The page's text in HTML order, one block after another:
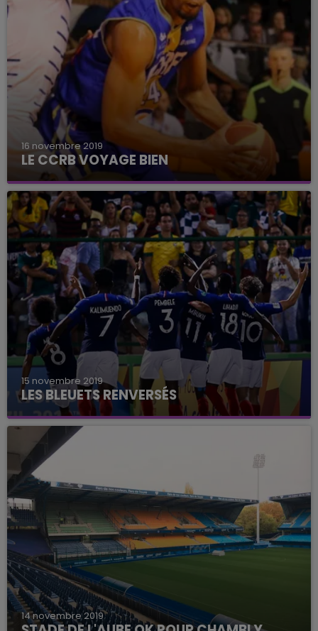
16 novembre 2019
LE CCRB VOYAGE BIEN
Les basketteurs marnais s'offrent un troisième
succès en quatre déplacements
15 novembre 2019
LES BLEUETS RENVERSÉS
L'équipe de France U18 a été éliminée par le Brésil
(3-2) en 1/2 finale de la coupe du monde. Les
partenaires de Mbuku menaient pourtant (0-2)
à la pause.
14 novembre 2019